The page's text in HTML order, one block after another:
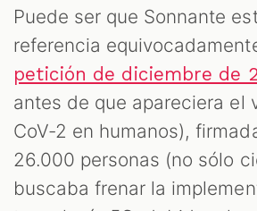
Puede ser que Sonnante
referencia
petición de diciembre de
antes de que apareciera el
CoV-2 en humanos),
26.000 personas (no sólo
buscaba frenar la